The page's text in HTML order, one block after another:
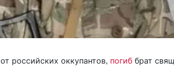
российских оккупантов, погиб брат